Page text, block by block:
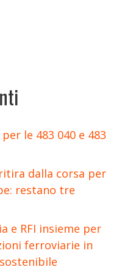
le 483 040 e 483
ritira dalla corsa per
restano tre
e RFI insieme per
ferroviarie in